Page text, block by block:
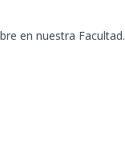
en nuestra Facultad.